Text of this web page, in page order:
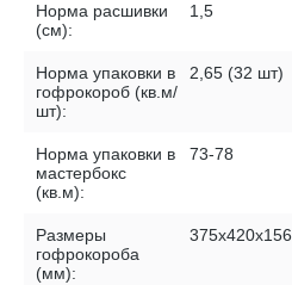
Норма расшивки
(см):
1,5
Норма упаковки в
гофрокороб (кв.м/
шт):
2,65 (32 шт)
Норма упаковки в
мастербокс
(кв.м):
73-78
Размеры
гофрокороба
(мм):
375х420х156